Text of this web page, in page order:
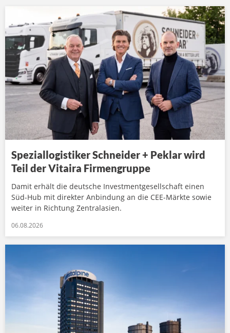
Speziallogistiker Schneider + Peklar wird
Teil der Vitaira Firmengruppe
Damit erhält die deutsche Investmentgesellschaft einen
Süd-Hub mit direkter Anbindung an die CEE-Märkte sowie
weiter in Richtung Zentralasien.
06.08.2026